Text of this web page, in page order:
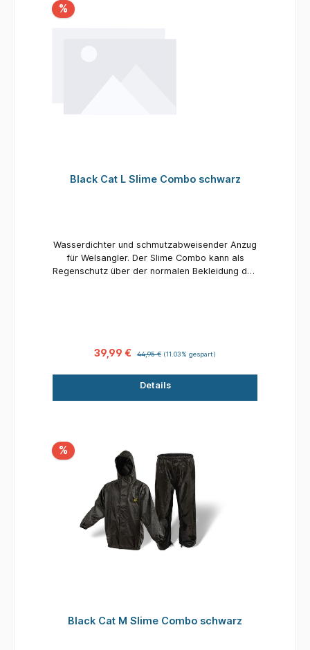
%
Black Cat L Slime Combo schwarz
Wasserdichter und schmutzabweisender Anzug
für Welsangler. Der Slime Combo kann als
Regenschutz über der normalen Bekleidung des
Slime Combo besser geschützt ist.
39,99 € 44,95 € (11.03% gespart)
Details
%
Black Cat M Slime Combo schwarz